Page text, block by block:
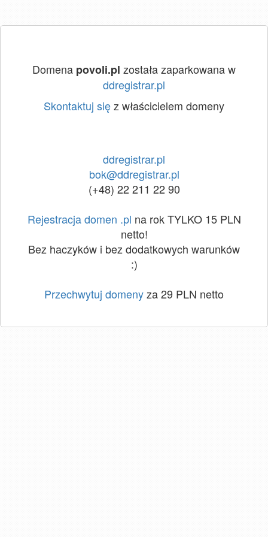
Domena povoli.pl została zaparkowana w
ddregistrar.pl
Skontaktuj sięz właścicielem domeny
ddregistrar.pl
bok@ddregistrar.pl
(+48) 22 211 22 90
Rejestracja domen .pl na rok TYLKO 15 PLN
netto!
Bez haczyków i bez dodatkowych warunków
:)
Przechwytuj domenyza 29 PLN netto